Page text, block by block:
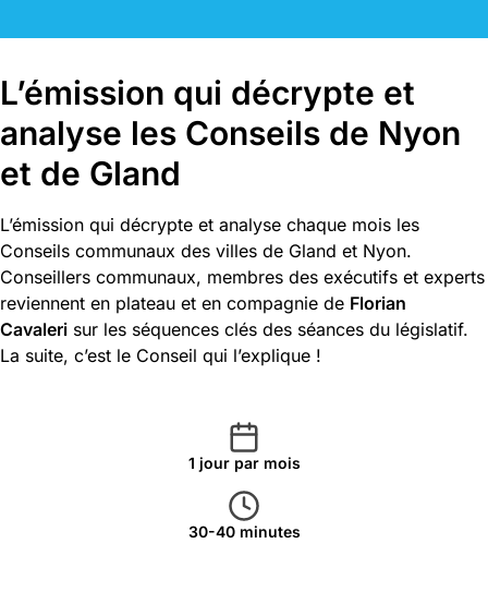
L’émission qui décrypte et
analyse les Conseils de Nyon
et de Gland
L’émission qui décrypte et analyse chaque mois les
Conseils communaux des villes de Gland et Nyon.
Conseillers communaux, membres des exécutifs et experts
reviennent en plateau et en compagnie de Florian
Cavaleri sur les séquences clés des séances du législatif.
La suite, c’est le Conseil qui l’explique !
1 jour par mois
30-40 minutes